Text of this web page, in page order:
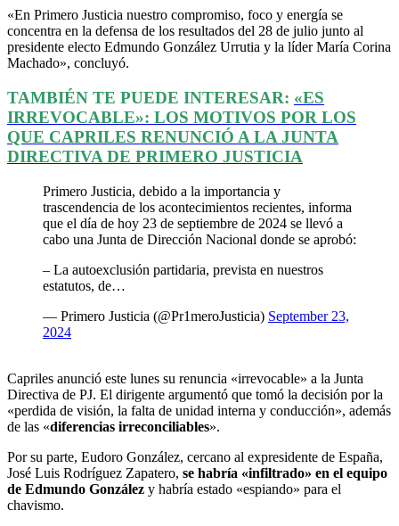
«En Primero Justicia nuestro compromiso, foco y energía se
concentra en la defensa de los resultados del 28 de julio junto al
presidente electo Edmundo González Urrutia y la líder María Corina
Machado», concluyó.
TAMBIÉN TE PUEDE INTERESAR: «ES
IRREVOCABLE»: LOS MOTIVOS POR LOS
QUE CAPRILES RENUNCIÓ A LA JUNTA
DIRECTIVA DE PRIMERO JUSTICIA
Primero Justicia, debido a la importancia y
trascendencia de los acontecimientos recientes, informa
que el día de hoy 23 de septiembre de 2024 se llevó a
cabo una Junta de Dirección Nacional donde se aprobó:
– La autoexclusión partidaria, prevista en nuestros
estatutos, de…
— Primero Justicia (@Pr1meroJusticia) September 23,
2024
Capriles anunció este lunes su renuncia «irrevocable» a la Junta
Directiva de PJ. El dirigente argumentó que tomó la decisión por la
«perdida de visión, la falta de unidad interna y conducción», además
de las «diferencias irreconciliables».
Por su parte, Eudoro González, cercano al expresidente de España,
José Luis Rodríguez Zapatero, se habría «infiltrado» en el equipo
de Edmundo González y habría estado «espiando» para el
chavismo.